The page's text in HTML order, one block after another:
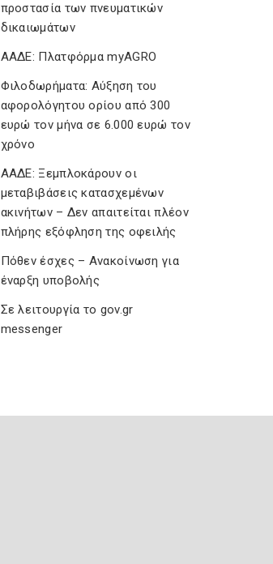
προστασία των πνευματικών
δικαιωμάτων
ΑΑΔΕ: Πλατφόρμα myAGRO
Φιλοδωρήματα: Αύξηση του
αφορολόγητου ορίου από 300
ευρώ τον μήνα σε 6.000 ευρώ τον
χρόνο
ΑΑΔΕ: Ξεμπλοκάρουν οι
μεταβιβάσεις κατασχεμένων
ακινήτων – Δεν απαιτείται πλέον
πλήρης εξόφληση της οφειλής
Πόθεν έσχες – Ανακοίνωση για
έναρξη υποβολής
Σε λειτουργία το gov.gr
messenger